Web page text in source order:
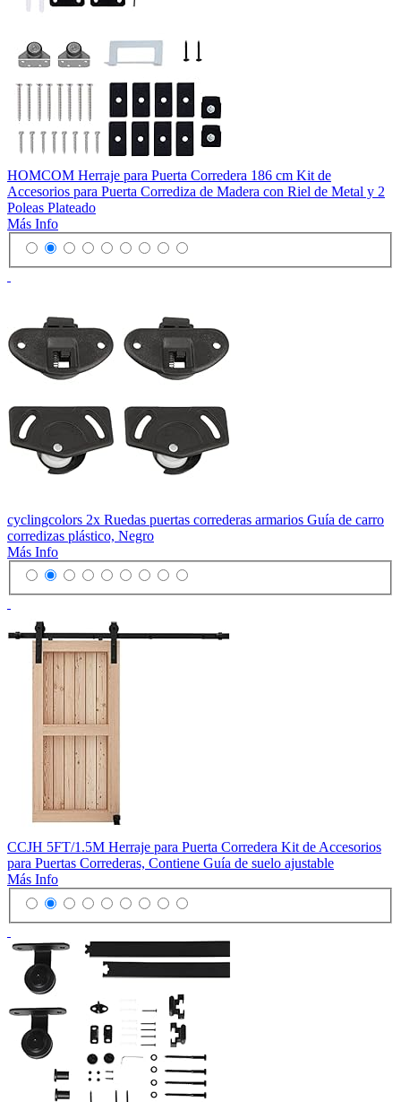
HOMCOM Herraje para Puerta Corredera 186 cm Kit de
Accesorios para Puerta Corrediza de Madera con Riel de Metal y 2
Poleas Plateado
Más Info
cyclingcolors 2x Ruedas puertas correderas armarios Guía de carro
corredizas plástico, Negro
Más Info
CCJH 5FT/1.5M Herraje para Puerta Corredera Kit de Accesorios
para Puertas Correderas, Contiene Guía de suelo ajustable
Más Info